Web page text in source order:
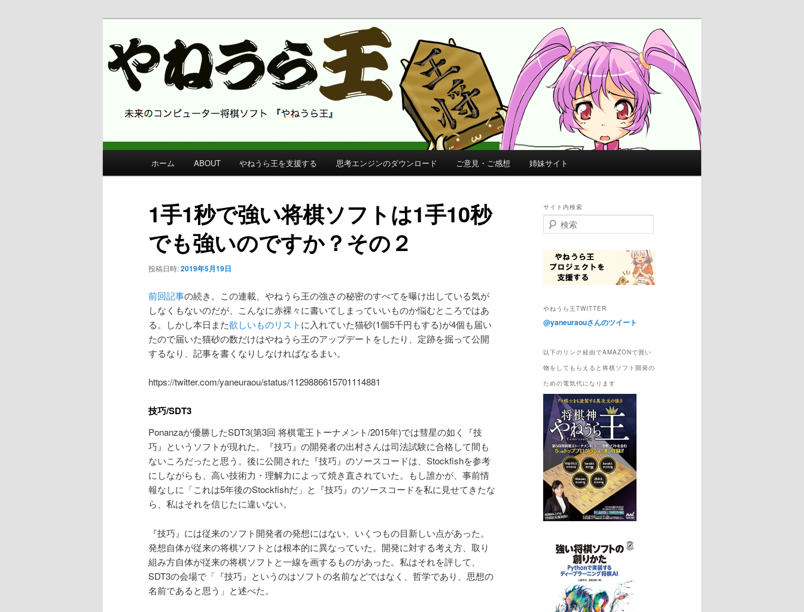
やねうら王 公式サイト
メ
ン
コ
テ
ン
移
動
ホーム ABOUT やねうら王を支援する 思考エンジンのダウンロード ご意見・ご感想 姉妹サイト
1手1秒で強い将棋ソフトは1手10秒
でも強いのですか？その２
投稿日時:2019年5月19日
前回記事の続き。この連載、やねうら王の強さの秘密のすべてを曝け出している気が
しなくもないのだが、こんなに赤裸々に書いてしまっていいものか悩むところではあ
る。しかし本日また欲しいものリストに入れていた猫砂(1個5千円もする)が4個も届い
たので届いた猫砂の数だけはやねうら王のアップデートをしたり、定跡を掘って公開
するなり、記事を書くなりしなければなるまい。
https://twitter.com/yaneuraou/status/1129886615701114881
技巧/SDT3
Ponanzaが優勝したSDT3(第3回 将棋電王トーナメント/2015年)では彗星の如く『技
巧』というソフトが現れた。『技巧』の開発者の出村さんは司法試験に合格して間も
ないころだったと思う。後に公開された『技巧』のソースコードは、Stockfishを参考
にしながらも、高い技術力・理解力によって焼き直されていた。もし誰かが、事前情
報なしに「これは5年後のStockfishだ」と『技巧』のソースコードを私に見せてきたな
ら、私はそれを信じたに違いない。
『技巧』には従来のソフト開発者の発想にはない、いくつもの目新しい点があった。
発想自体が従来の将棋ソフトとは根本的に異なっていた。開発に対する考え方、取り
組み方自体が従来の将棋ソフトと一線を画するものがあった。私はそれを評して、
SDT3の会場で「『技巧』というのはソフトの名前などではなく、哲学であり、思想の
名前であると思う」と述べた。
サイト内検索
検
索
やねうら王TWITTER
@yaneuraouさんのツイート
以下のリンク経由でAMAZONで買い
物をしてもらえると将棋ソフト開発の
ための電気代になります